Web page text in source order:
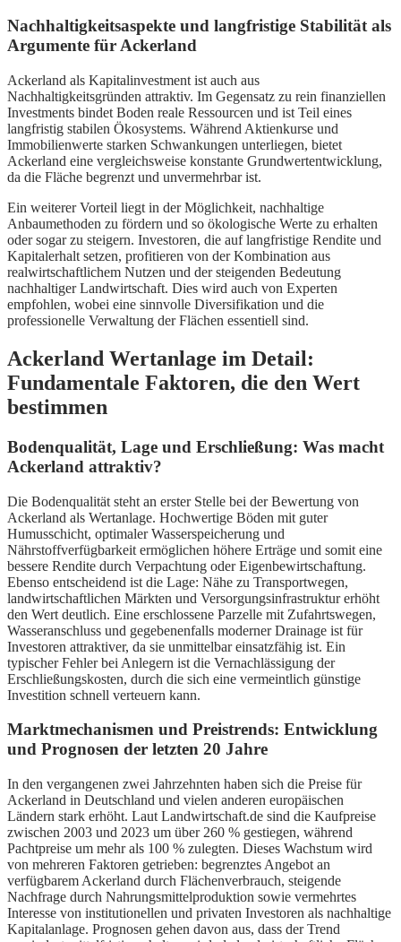
Nachhaltigkeitsaspekte und langfristige Stabilität als
Argumente für Ackerland
Ackerland als Kapitalinvestment ist auch aus
Nachhaltigkeitsgründen attraktiv. Im Gegensatz zu rein finanziellen
Investments bindet Boden reale Ressourcen und ist Teil eines
langfristig stabilen Ökosystems. Während Aktienkurse und
Immobilienwerte starken Schwankungen unterliegen, bietet
Ackerland eine vergleichsweise konstante Grundwertentwicklung,
da die Fläche begrenzt und unvermehrbar ist.
Ein weiterer Vorteil liegt in der Möglichkeit, nachhaltige
Anbaumethoden zu fördern und so ökologische Werte zu erhalten
oder sogar zu steigern. Investoren, die auf langfristige Rendite und
Kapitalerhalt setzen, profitieren von der Kombination aus
realwirtschaftlichem Nutzen und der steigenden Bedeutung
nachhaltiger Landwirtschaft. Dies wird auch von Experten
empfohlen, wobei eine sinnvolle Diversifikation und die
professionelle Verwaltung der Flächen essentiell sind.
Ackerland Wertanlage im Detail:
Fundamentale Faktoren, die den Wert
bestimmen
Bodenqualität, Lage und Erschließung: Was macht
Ackerland attraktiv?
Die Bodenqualität steht an erster Stelle bei der Bewertung von
Ackerland als Wertanlage. Hochwertige Böden mit guter
Humusschicht, optimaler Wasserspeicherung und
Nährstoffverfügbarkeit ermöglichen höhere Erträge und somit eine
bessere Rendite durch Verpachtung oder Eigenbewirtschaftung.
Ebenso entscheidend ist die Lage: Nähe zu Transportwegen,
landwirtschaftlichen Märkten und Versorgungsinfrastruktur erhöht
den Wert deutlich. Eine erschlossene Parzelle mit Zufahrtswegen,
Wasseranschluss und gegebenenfalls moderner Drainage ist für
Investoren attraktiver, da sie unmittelbar einsatzfähig ist. Ein
typischer Fehler bei Anlegern ist die Vernachlässigung der
Erschließungskosten, durch die sich eine vermeintlich günstige
Investition schnell verteuern kann.
Marktmechanismen und Preistrends: Entwicklung
und Prognosen der letzten 20 Jahre
In den vergangenen zwei Jahrzehnten haben sich die Preise für
Ackerland in Deutschland und vielen anderen europäischen
Ländern stark erhöht. Laut Landwirtschaft.de sind die Kaufpreise
zwischen 2003 und 2023 um über 260 % gestiegen, während
Pachtpreise um mehr als 100 % zulegten. Dieses Wachstum wird
von mehreren Faktoren getrieben: begrenztes Angebot an
verfügbarem Ackerland durch Flächenverbrauch, steigende
Nachfrage durch Nahrungsmittelproduktion sowie vermehrtes
Interesse von institutionellen und privaten Investoren als nachhaltige
Kapitalanlage. Prognosen gehen davon aus, dass der Trend